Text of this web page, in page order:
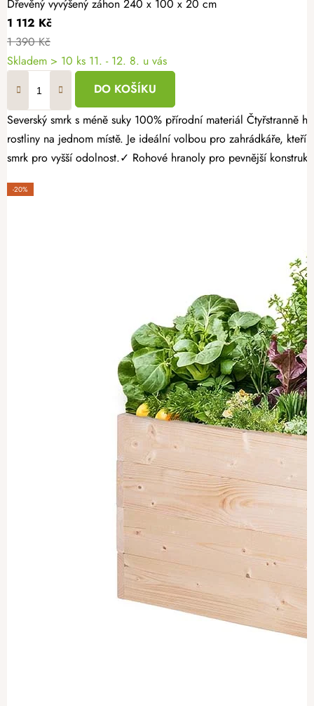
Dřevěný vyvýšený záhon 240 x 100 x 20 cm
1 112 Kč
1 390 Kč
Skladem > 10 ks 11. - 12. 8. u vás
DO KOŠÍKU
Severský smrk s méně suky 100% přírodní materiál Čtyřstranně hoblovaný masiv Dřevěný vyvýšený záhon nabízí nadstandardní pěstební plochu, díky které snadno vypěstujete zeleninu, bylinky, jahody i okrasné
rostliny na jednom místě. Je ideální volbou pro zahrádkáře,
smrk pro vyšší odolnost.✓ Rohové hranoly pro pevnější
-20%